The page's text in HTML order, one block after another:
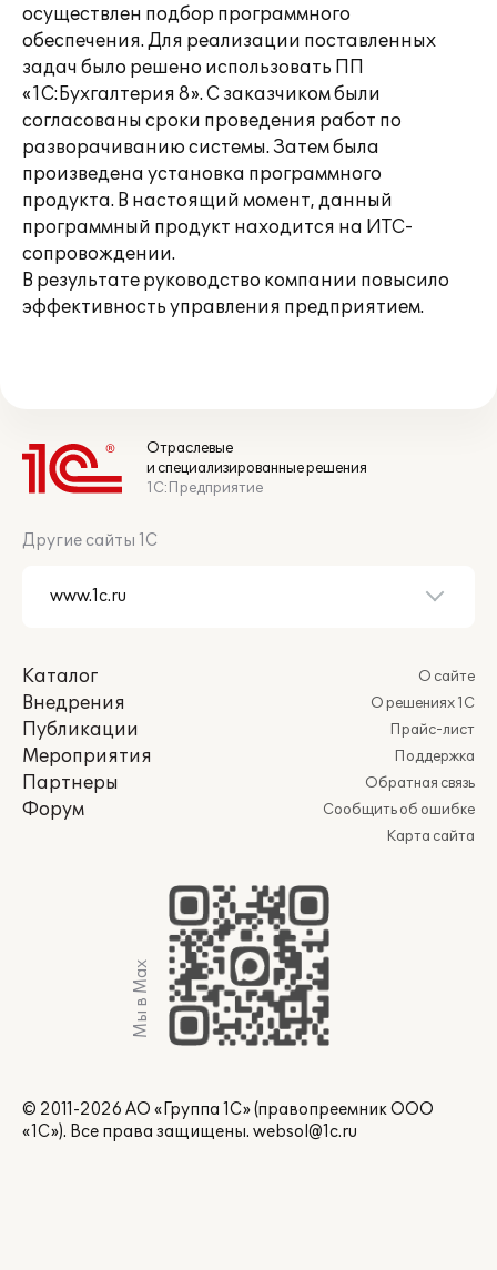
осуществлен подбор программного
обеспечения. Для реализации поставленных
задач было решено использовать ПП
«1С:Бухгалтерия 8». С заказчиком были
согласованы сроки проведения работ по
разворачиванию системы. Затем была
произведена установка программного
продукта. В настоящий момент, данный
программный продукт находится на ИТС-
сопровождении.
В результате руководство компании повысило
эффективность управления предприятием.
Отраслевые
и специализированные решения
1С:Предприятие
Другие сайты 1С
Каталог
Внедрения
Публикации
Мероприятия
Партнеры
Форум
О сайте
О решениях 1С
Прайс-лист
Поддержка
Обратная связь
Сообщить об ошибке
Карта сайта
Мы в Max
© 2011-2026 АО «Группа 1С» (правопреемник ООО
«1С»). Все права защищены. websol@1c.ru